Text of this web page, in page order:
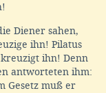
Diener sahen,
ihn! Pilatus
ihn! Denn
antworteten ihm:
Gesetz muß er